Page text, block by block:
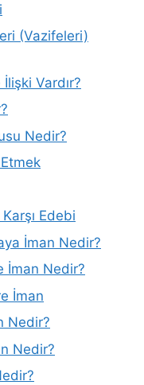
(Vazifeleri)
Vardır?
Nedir?
Edebi
İman Nedir?
İman Nedir?
İman
Nedir?
Nedir?